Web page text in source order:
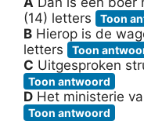
(14) letters
Toon
B Hierop is de
letters
Toon
C Uitgesproken
Toon antwoord
D Het ministerie
Toon antwoord